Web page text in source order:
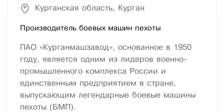
Курганская область, Курган
Производитель боевых машин пехоты
ПАО «Курганмашзавод», основанное в 1950
году, является одним из лидеров военно-
промышленного комплекса России и
единственным предприятием в стране,
выпускающим легендарные боевые машины
пехоты (БМП).